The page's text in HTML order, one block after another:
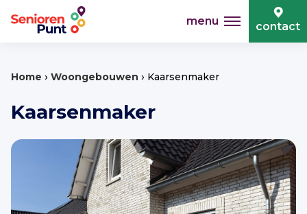
menu contact
Home › Woongebouwen › Kaarsenmaker
Kaarsenmaker